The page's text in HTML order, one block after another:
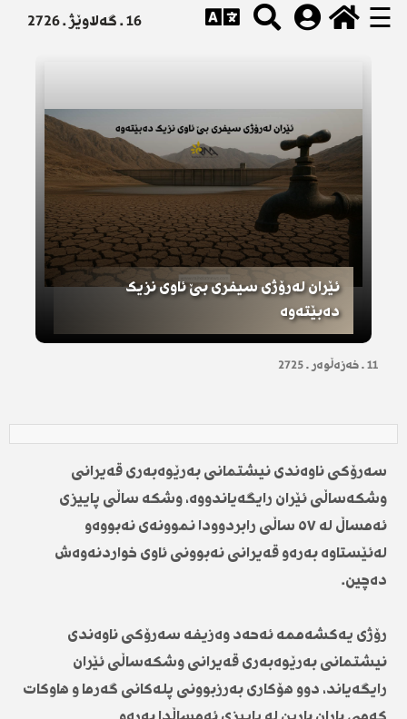
☰ 16 . گەلاوێژ . 2726
ئێران لەرۆژی سیفری بێ ئاوی نزیک
دەبێتەوە
11 . خەزەڵوەر . 2725
سەرۆکی ناوەندی نیشتمانی بەرێوەبەری قەیرانی
وشکەساڵی ئێران رایگەیاندووە، وشکە ساڵی پاییزی
ئەمساڵ لە ٥٧ ساڵی رابردوودا نموونەی نەبووەو
لەئێستاوە بەرەو قەیرانی نەبوونی ئاوی خواردنەوەش
دەچین.
رۆژی یەکشەممە ئەحەد وەزیفە سەرۆکی ناوەندی
نیشتمانی بەرێوەبەری قەیرانی وشکەساڵی ئێران
رایگەیاند، دوو هۆکاری بەرزبوونی پلەکانی گەرما و هاوکات